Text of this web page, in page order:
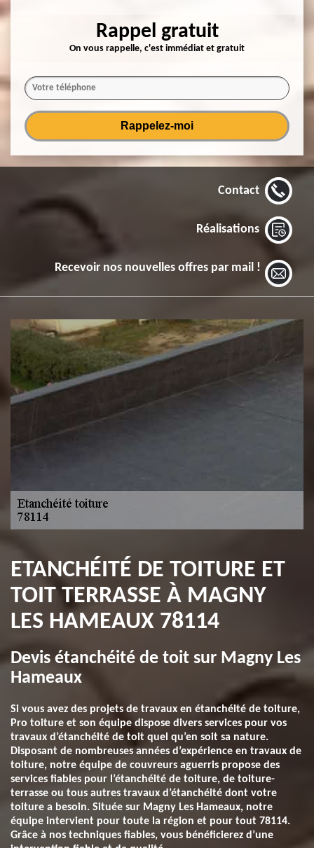
Rappel gratuit
On vous rappelle, c'est immédiat et gratuit
Contact
Réalisations
Recevoir nos nouvelles offres par mail !
ETANCHÉITÉ DE TOITURE ET
TOIT TERRASSE À MAGNY
LES HAMEAUX 78114
Devis étanchéité de toit sur Magny Les
Hameaux
Si vous avez des projets de travaux en étanchéité de toiture,
Pro toiture et son équipe dispose divers services pour vos
travaux d’étanchéité de toit quel qu’en soit sa nature.
Disposant de nombreuses années d’expérience en travaux de
toiture, notre équipe de couvreurs aguerris propose des
services fiables pour l’étanchéité de toiture, de toiture-
terrasse ou tous autres travaux d’étanchéité dont votre
toiture a besoin. Située sur Magny Les Hameaux, notre
équipe intervient pour toute la région et pour tout 78114.
Grâce à nos techniques fiables, vous bénéficierez d’une